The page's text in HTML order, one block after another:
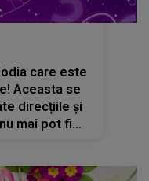
care este
Aceasta se
direcțiile și
mai pot fi